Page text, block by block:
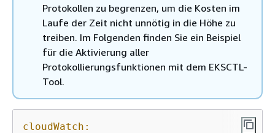
Protokollen zu begrenzen, um die Kosten im
Laufe der Zeit nicht unnötig in die Höhe zu
treiben. Im Folgenden finden Sie ein Beispiel
für die Aktivierung aller
Protokollierungsfunktionen mit dem EKSCTL-
Tool.
cloudWatch: